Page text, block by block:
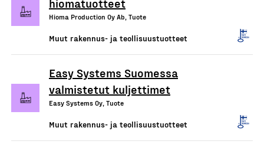
hiomatuotteet
Hioma Production Oy Ab, Tuote
Muut rakennus- ja teollisuustuotteet
Easy Systems Suomessa
valmistetut kuljettimet
Easy Systems Oy, Tuote
Muut rakennus- ja teollisuustuotteet